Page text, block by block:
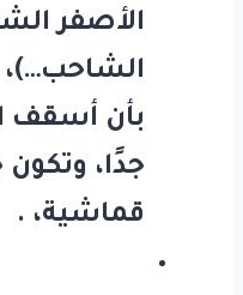
الأصفر
الشاحب…)،
بأن أسقف
جدًا، وتكون
قماشية، .